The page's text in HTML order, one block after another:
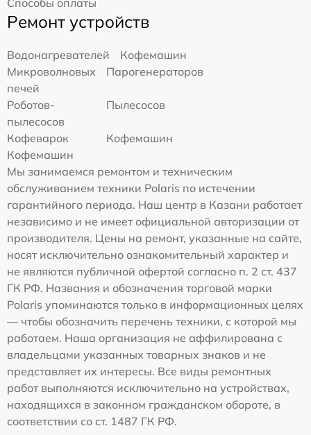
Ремонт устройств
Водонагревателей
Кофемашин
Микроволновых
печей
Парогенераторов
Роботов-
пылесосов
Пылесосов
Кофеварок
Кофемашин
Кофемашин
Мы занимаемся ремонтом и техническим
обслуживанием техники Polaris по истечении
гарантийного периода. Наш центр в Казани работает
независимо и не имеет официальной авторизации от
производителя. Цены на ремонт, указанные на сайте,
носят исключительно ознакомительный характер и
не являются публичной офертой согласно п. 2 ст. 437
ГК РФ. Названия и обозначения торговой марки
Polaris упоминаются только в информационных целях
— чтобы обозначить перечень техники, с которой мы
работаем. Наша организация не аффилирована с
владельцами указанных товарных знаков и не
представляет их интересы. Все виды ремонтных
работ выполняются исключительно на устройствах,
находящихся в законном гражданском обороте, в
соответствии со ст. 1487 ГК РФ.